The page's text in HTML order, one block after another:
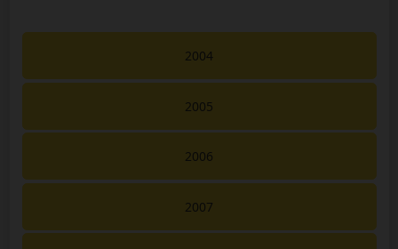
2004
2005
2006
2007